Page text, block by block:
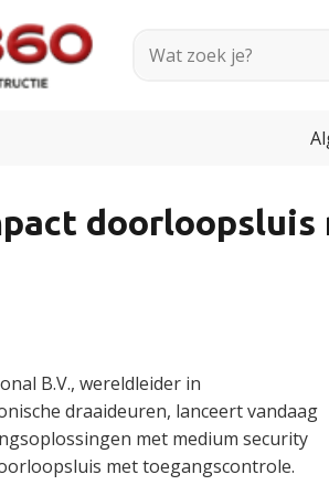
B.V., wereldleider in
draaideuren, lanceert vandaag
met medium security
met toegangscontrole.